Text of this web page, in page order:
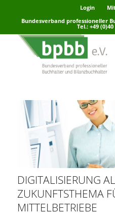
Login
Bundesverband professioneller
Tel.: +49 (0)40
DIGITALISIERUNG
ZUKUNFTSTHEMA
MITTELBETRIEBE